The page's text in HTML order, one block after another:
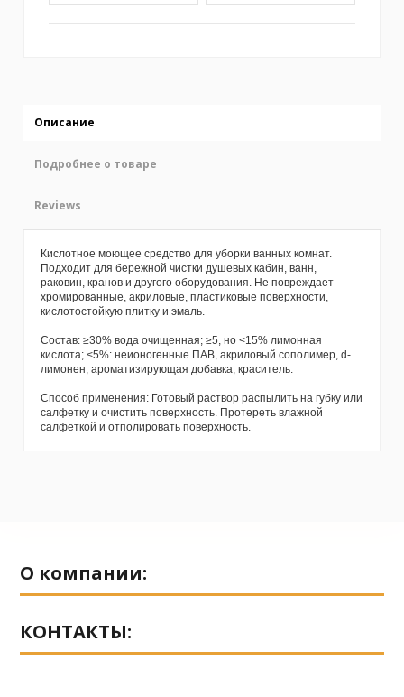
Описание
Подробнее о товаре
Reviews
Кислотное моющее средство для уборки ванных комнат.
Подходит для бережной чистки душевых кабин, ванн,
раковин, кранов и другого оборудования. Не повреждает
хромированные, акриловые, пластиковые поверхности,
кислотостойкую плитку и эмаль.
Состав: ≥30% вода очищенная; ≥5, но <15% лимонная
кислота; <5%: неионогенные ПАВ, акриловый сополимер, d-
лимонен, ароматизирующая добавка, краситель.
Способ применения: Готовый раствор распылить на губку или
салфетку и очистить поверхность. Протереть влажной
салфеткой и отполировать поверхность.
О компании:
КОНТАКТЫ: